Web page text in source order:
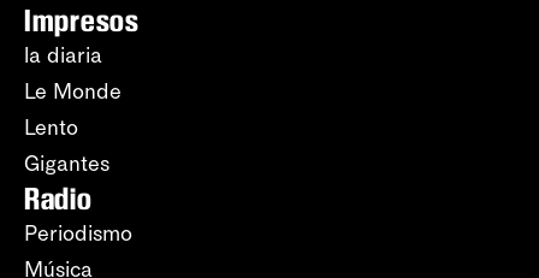
Impresos
la diaria
Le Monde
Lento
Gigantes
Radio
Periodismo
Música